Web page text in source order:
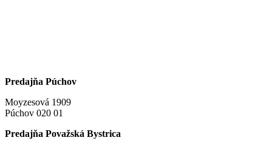
Predajňa Púchov
Moyzesová 1909
Púchov 020 01
Predajňa Považská Bystrica